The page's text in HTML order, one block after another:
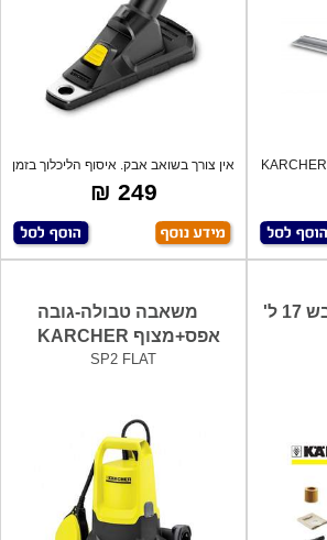
מתאים לדגמים של קיטוריות KARCHER
אין צורך בשואב אבק. איסוף הליכלוך בזמן
ק
249 ₪
שואב אבק רטוב/יבש 17 ל'
משאבה טבולה-גובה
אפס+מצוף KARCHER
SP2 FLAT